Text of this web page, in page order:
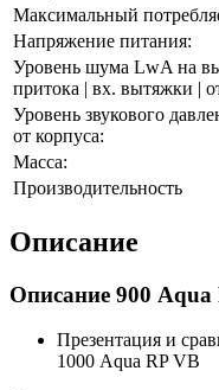
Максимальный
Напряжение питания:
Уровень шума LwA на
притока | вх. вытяжки |
Уровень звукового
от корпуса:
Масса:
Производительность
Описание
Описание 900 Aqua
Презентация и
1000 Aqua RP VB